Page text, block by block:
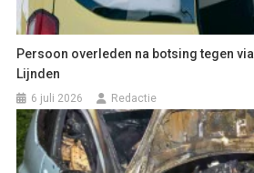
Persoon overleden na botsing tegen
Lijnden
6 juli 2026 Redactie